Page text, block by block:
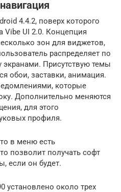
4.4.2, поверх которого
Vibe UI 2.0. Концепция
зон для виджетов,
распределяет по
Присутствую темы
обои, заставки, анимация.
которые
Дополнительно меняются
для этого
профиля.
в меню есть
позволит получать софт
если он будет.
установлено около трех